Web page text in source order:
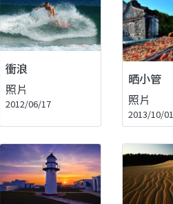
衝浪
照片
2012/06/17
晒小管
照片
2013/10/01